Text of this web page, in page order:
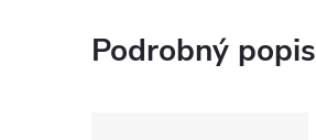
Podrobný popis